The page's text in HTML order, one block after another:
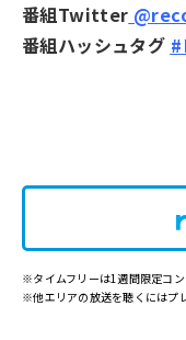
番組Twitter
番組ハッシュタグ #
※タイムフリーは1週間限定コン
※他エリアの放送を聴くにはプ